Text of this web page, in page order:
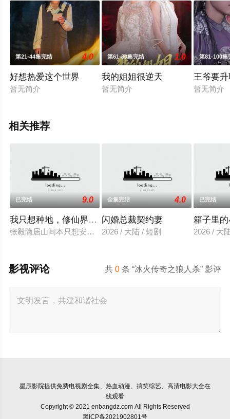
第21-44集完结 4.0
好想热爱这个世界
暂无简介
第61-80集完结 1.0
我的姐姐很逆天
暂无简介
第81-100集
王爷要
暂无简介
相关推荐
已完结 9.0
我只想种地，修仙界却奉我为神
张毅隐居山间本只想安静度日，直到某天，一个迟到了三千年
全集完结 4.0
闪婚总裁契约妻
2026 / 大陆 / 短剧
已完结
箱子里
2026 / 大
共0 条 “冰火传奇之狼人杀” 影评
影视评论
星辰影院提供免费电视剧全集、热血动漫、搞笑综艺、高清电影大全在
线观看
Copyright © 2021 enbangdz.com All Rights Reserved
黑ICP备2021902801号